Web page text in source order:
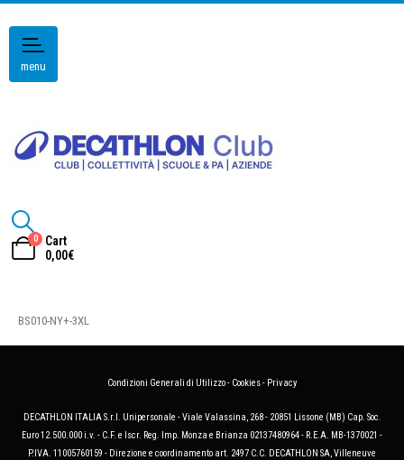
menu
0
Cart
0,00€
BS010-NY+-3XL
Condizioni Generali di Utilizzo- Cookies- Privacy
DECATHLON ITALIA S.r.l. Unipersonale - Viale Valassina, 268 - 20851 Lissone (MB) Cap. Soc.
Euro 12.500.000 i.v. - C.F. e Iscr. Reg. Imp. Monza e Brianza 02137480964 - R.E.A. MB-1370021 -
P.IVA. 11005760159 - Direzione e coordinamento art. 2497 C.C. DECATHLON SA, Villeneuve